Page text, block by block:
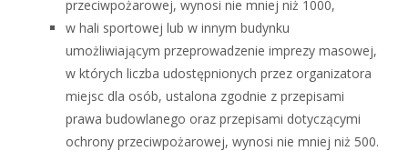
przeciwpożarowej, wynosi nie mniej niż 1000,
w hali sportowej lub w innym budynku
umożliwiającym przeprowadzenie imprezy masowej,
w których liczba udostępnionych przez organizatora
miejsc dla osób, ustalona zgodnie z przepisami
prawa budowlanego oraz przepisami dotyczącymi
ochrony przeciwpożarowej, wynosi nie mniej niż 500.